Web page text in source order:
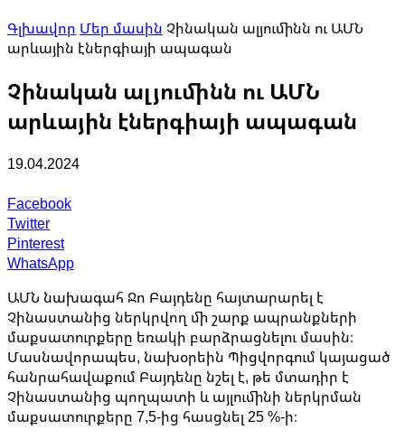
Գլխավոր Մեր մասին Չինական ալյումինն ու ԱՄՆ
արևային էներգիայի ապագան
Չինական ալյումինն ու ԱՄՆ
արևային էներգիայի ապագան
19.04.2024
Facebook
Twitter
Pinterest
WhatsApp
ԱՄՆ նախագահ Ջո Բայդենը հայտարարել է
Չինաստանից ներկրվող մի շարք ապրանքների
մաքսատուրքերը եռակի բարձրացնելու մասին։
Մասնավորապես, նախօրեին Պիցվորգում կայացած
հանրահավաքում Բայդենը նշել է, թե մտադիր է
Չինաստանից պողպատի և այլումինի ներկրման
մաքսատուրքերը 7,5-ից հասցնել 25 %-ի։